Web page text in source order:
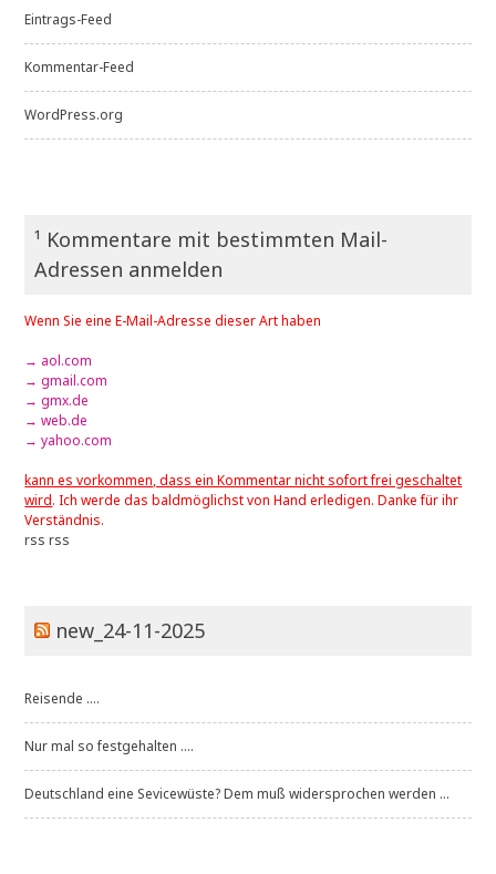
Eintrags-Feed
Kommentar-Feed
WordPress.org
¹ Kommentare mit bestimmten Mail-
Adressen anmelden
Wenn Sie eine E-Mail-Adresse dieser Art haben
→ aol.com
→ gmail.com
→ gmx.de
→ web.de
→ yahoo.com
kann es vorkommen, dass ein Kommentar nicht sofort frei geschaltet
wird. Ich werde das baldmöglichst von Hand erledigen. Danke für ihr
Verständnis.
rss rss
new_24-11-2025
Reisende ....
Nur mal so festgehalten ....
Deutschland eine Sevicewüste? Dem muß widersprochen werden ...